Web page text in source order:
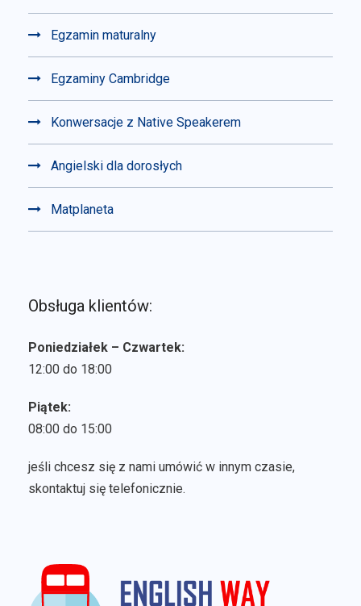
Egzamin maturalny
Egzaminy Cambridge
Konwersacje z Native Speakerem
Angielski dla dorosłych
Matplaneta
Obsługa klientów:
Poniedziałek – Czwartek:
12:00 do 18:00
Piątek:
08:00 do 15:00
jeśli chcesz się z nami umówić w innym czasie,
skontaktuj się telefonicznie.